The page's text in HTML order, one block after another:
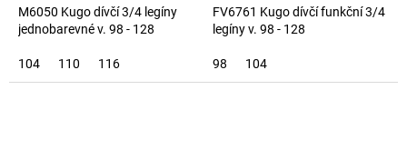
M6050 Kugo dívčí 3/4 legíny
jednobarevné v. 98 - 128
104 110 116
FV6761 Kugo dívčí funkční 3/4
legíny v. 98 - 128
98 104